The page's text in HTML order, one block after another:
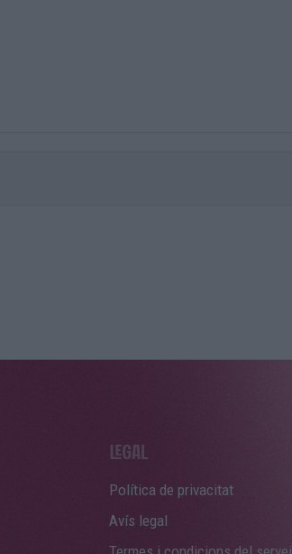
Política de privacitat
Avís legal